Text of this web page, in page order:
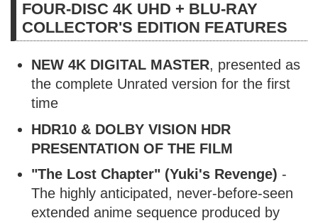
FOUR-DISC 4K UHD + BLU-RAY
COLLECTOR'S EDITION FEATURES
NEW 4K DIGITAL MASTER, presented as
the complete Unrated version for the first
time
HDR10 & DOLBY VISION HDR
PRESENTATION OF THE FILM
"The Lost Chapter" (Yuki's Revenge) -
The highly anticipated, never-before-seen
extended anime sequence produced by